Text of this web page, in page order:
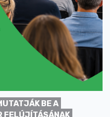
BE A
FELÚJÍTÁSÁNAK